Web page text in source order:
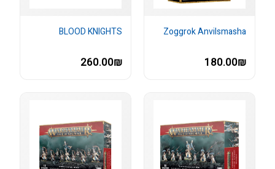
Zoggrok Anvilsmasha
180.00₪
BLOOD KNIGHTS
260.00₪